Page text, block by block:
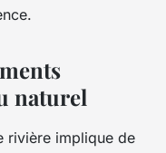
naturel
rivière implique de